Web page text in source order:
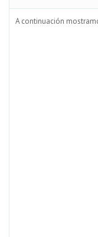
A continuación